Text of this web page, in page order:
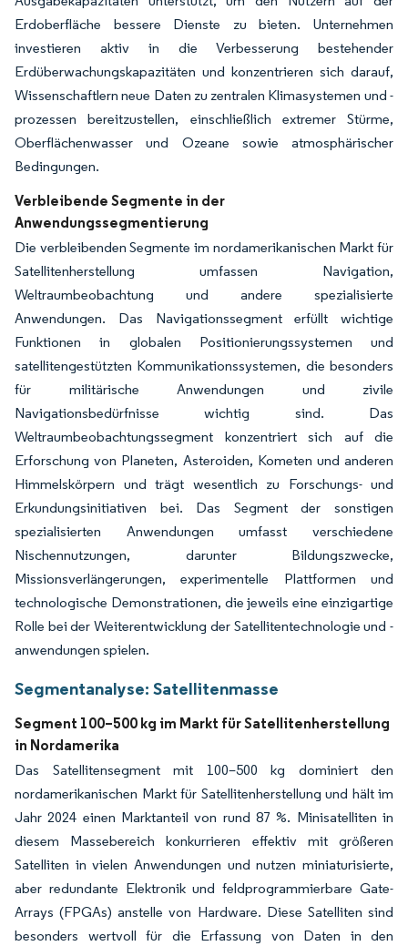
Erdoberfläche bessere Dienste zu bieten. Unternehmen
investieren aktiv in die Verbesserung bestehender
Erdüberwachungskapazitäten und konzentrieren sich darauf,
Wissenschaftlern neue Daten zu zentralen Klimasystemen und -
prozessen bereitzustellen, einschließlich extremer Stürme,
Oberflächenwasser und Ozeane sowie atmosphärischer
Bedingungen.
Verbleibende Segmente in der
Anwendungssegmentierung
Die verbleibenden Segmente im nordamerikanischen Markt für
Satellitenherstellung umfassen Navigation,
Weltraumbeobachtung und andere spezialisierte
Anwendungen. Das Navigationssegment erfüllt wichtige
Funktionen in globalen Positionierungssystemen und
satellitengestützten Kommunikationssystemen, die besonders
für militärische Anwendungen und zivile
Navigationsbedürfnisse wichtig sind. Das
Weltraumbeobachtungssegment konzentriert sich auf die
Erforschung von Planeten, Asteroiden, Kometen und anderen
Himmelskörpern und trägt wesentlich zu Forschungs- und
Erkundungsinitiativen bei. Das Segment der sonstigen
spezialisierten Anwendungen umfasst verschiedene
Nischennutzungen, darunter Bildungszwecke,
Missionsverlängerungen, experimentelle Plattformen und
technologische Demonstrationen, die jeweils eine einzigartige
Rolle bei der Weiterentwicklung der Satellitentechnologie und -
anwendungen spielen.
Segmentanalyse: Satellitenmasse
Segment 100–500 kg im Markt für Satellitenherstellung
in Nordamerika
Das Satellitensegment mit 100–500 kg dominiert den
nordamerikanischen Markt für Satellitenherstellung und hält im
Jahr 2024 einen Marktanteil von rund 87 %. Minisatelliten in
diesem Massebereich konkurrieren effektiv mit größeren
Satelliten in vielen Anwendungen und nutzen miniaturisierte,
aber redundante Elektronik und feldprogrammierbare Gate-
Arrays (FPGAs) anstelle von Hardware. Diese Satelliten sind
besonders wertvoll für die Erfassung von Daten in den